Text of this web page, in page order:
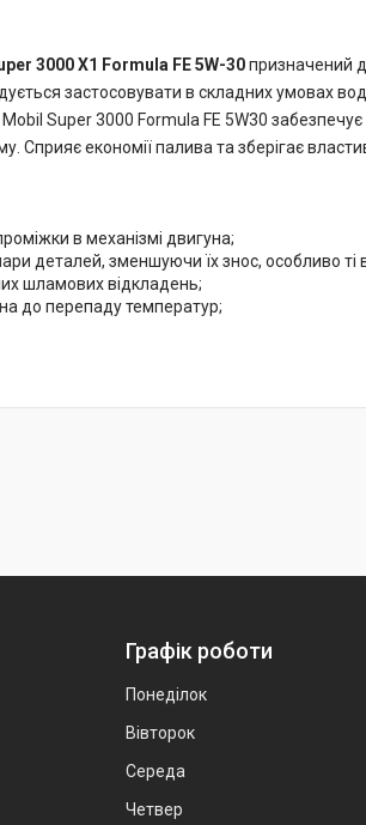
3000 X1 Formula FE 5W-30призначений
застосовувати в складних умовах
Super 3000 Formula FE 5W30 забезпечує
Сприяє економії палива та зберігає
в механізмі двигуна;
деталей, зменшуючи їх знос, особливо
шламових відкладень;
до перепаду температур;
Графік роботи
Понеділок
Вівторок
Середа
Четвер